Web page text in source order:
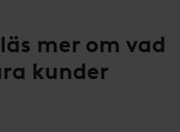
mer om vad
kunder